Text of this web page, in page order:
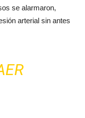
se alarmaron,
arterial sin antes